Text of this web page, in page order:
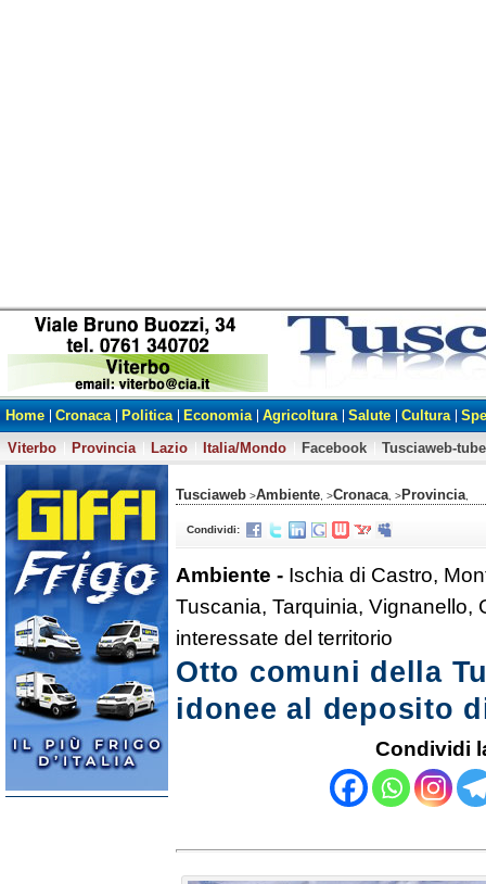
Home Cronaca Politica Economia Agricoltura Salute Cultura
Viterbo
Provincia Lazio Italia/Mondo Facebook Tusciaweb-tube
Tusciaweb >Ambiente , >Cronaca , >Provincia
Condividi:
Ambiente - Ischia di Castro,
Tuscania, Tarquinia, Vignanello,
interessate del territorio
Otto comuni della
idonee al deposito
Condividi